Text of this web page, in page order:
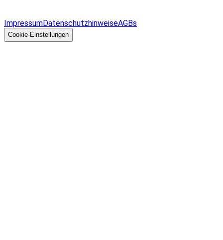
ImpressumDatenschutzhinweiseAGBs
Cookie-Einstellungen